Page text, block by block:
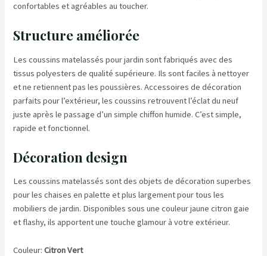
confortables et agréables au toucher.
Structure améliorée
Les coussins matelassés pour jardin sont fabriqués avec des
tissus polyesters de qualité supérieure. Ils sont faciles à nettoyer
et ne retiennent pas les poussières. Accessoires de décoration
parfaits pour l’extérieur, les coussins retrouvent l’éclat du neuf
juste après le passage d’un simple chiffon humide. C’est simple,
rapide et fonctionnel.
Décoration design
Les coussins matelassés sont des objets de décoration superbes
pour les chaises en palette et plus largement pour tous les
mobiliers de jardin. Disponibles sous une couleur jaune citron gaie
et flashy, ils apportent une touche glamour à votre extérieur.
Couleur:Citron Vert